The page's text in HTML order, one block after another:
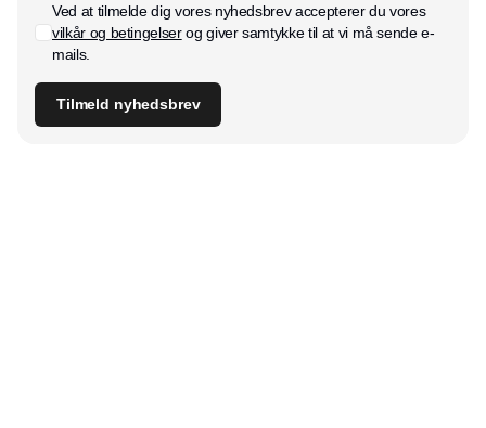
Ved at tilmelde dig vores nyhedsbrev accepterer du vores
vilkår og betingelserog giver samtykke til at vi må sende e-
mails.
Tilmeld nyhedsbrev